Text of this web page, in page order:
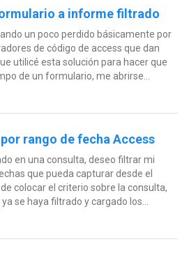
a informe filtrado
un poco perdido básicamente por
de código de access que dan
utilicé esta solución para hacer que
de un formulario, me abrirse...
rango de fecha Access
en una consulta, deseo filtrar mi
que pueda capturar desde el
colocar el criterio sobre la consulta,
se haya filtrado y cargado los...